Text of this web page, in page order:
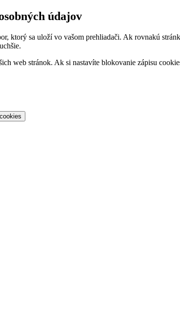
údajov
ktorý sa uloží vo vašom prehliadači. Ak rovnakú
web stránok. Ak si nastavíte blokovanie zápisu